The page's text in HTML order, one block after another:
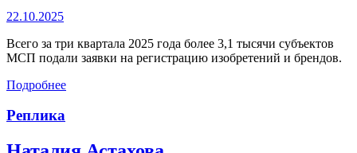
22.10.2025
Всего за три квартала 2025 года более 3,1 тысячи субъектов
МСП подали заявки на регистрацию изобретений и брендов.
Подробнее
Реплика